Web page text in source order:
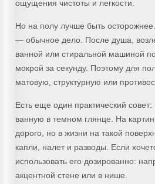
ощущения чистоты и легкости.
Но на полу лучше быть
— обычное дело. После душа,
ванной или стиральной машиной
мокрой за секунду. Поэтому для
матовую, структурную или
Есть еще один практический
ванную в темном глянце. На
дорого, но в жизни на такой
капли, налет и разводы. Если
использовать его дозированно:
акцентной стене или в нише.